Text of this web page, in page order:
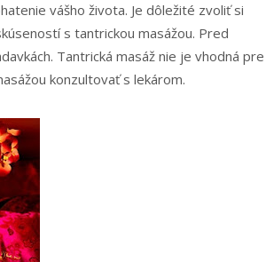
vášho života. Je dôležité zvoliť si
s tantrickou masážou. Pred
Tantrická masáž nie je vhodná pre
konzultovať s lekárom.